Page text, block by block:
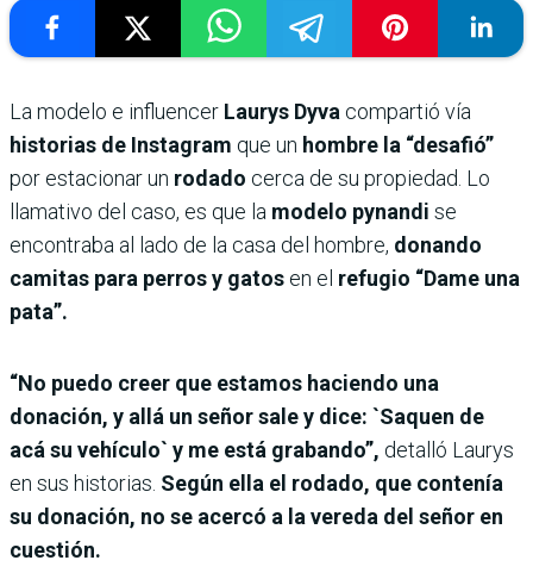
La modelo e influencer Laurys Dyva compartió vía
historias de Instagram que un hombre la “desafió”
por estacionar un rodado cerca de su propiedad. Lo
llamativo del caso, es que la modelo pynandi se
encontraba al lado de la casa del hombre, donando
camitas para perros y gatos en el refugio “Dame una
pata”.
“No puedo creer que estamos haciendo una
donación, y allá un señor sale y dice: `Saquen de
acá su vehículo` y me está grabando”, detalló Laurys
en sus historias. Según ella el rodado, que contenía
su donación, no se acercó a la vereda del señor en
cuestión.